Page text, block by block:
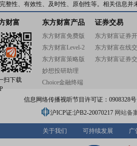
整性、有效性、及时性、原创性等。相关信息并
财富
扫下载
东方财富产品
东方财富免费版
东方财富Level-2
东方财富策略版
妙想投研助理
Choice金融终端
证券交易
东方财富证券
东方财富在线
东方财富证券
信息网络传播视听节目许可证：0908328
沪ICP证:沪B2-20070217 网站备
关于我们 可持续发展 广